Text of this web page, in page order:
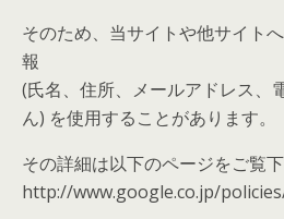
そのため、当サイトや他サイト
報
(氏名、住所、メールアドレス、
ん) を使用することがあります。
その詳細は以下のページをご覧下
http://www.google.co.jp/